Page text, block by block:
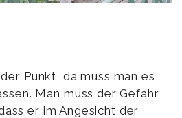
Punkt, da muss man es
Man muss der Gefahr
er im Angesicht der